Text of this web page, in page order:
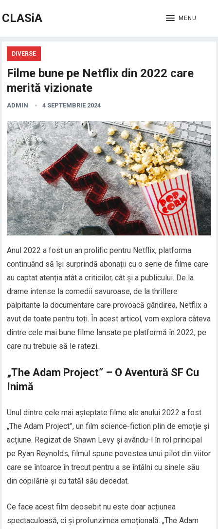
CLASiA MENU
DIVERSE
Filme bune pe Netflix din 2022 care
merită vizionate
ADMIN 4 SEPTEMBRIE 2024
Anul 2022 a fost un an prolific pentru Netflix, platforma
continuând să își surprindă abonații cu o serie de filme care
au captat atenția atât a criticilor, cât și a publicului. De la
drame intense la comedii savuroase, de la thrillere
palpitante la documentare care provoacă gândirea, Netflix a
avut de toate pentru toți. În acest articol, vom explora câteva
dintre cele mai bune filme lansate pe platformă în 2022, pe
care nu trebuie să le ratezi.
„The Adam Project” – O Aventură SF Cu
Inimă
Unul dintre cele mai așteptate filme ale anului 2022 a fost
„The Adam Project”, un film science-fiction plin de emoție și
acțiune. Regizat de Shawn Levy și avându-l în rol principal
pe Ryan Reynolds, filmul spune povestea unui pilot din viitor
care se întoarce în trecut pentru a se întâlni cu sinele său
din copilărie și cu tatăl său decedat.
Ce face acest film deosebit nu este doar acțiunea
spectaculoasă, ci și profunzimea emoțională. „The Adam